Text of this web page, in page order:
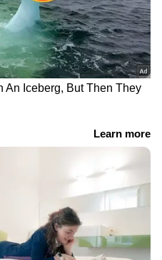
Kerala
News
ആഴത്തിലുള്ള
റിപ്പോർട്ടിംഗും —
ഏത് സമയത്തും,
വാർത്തകൾ